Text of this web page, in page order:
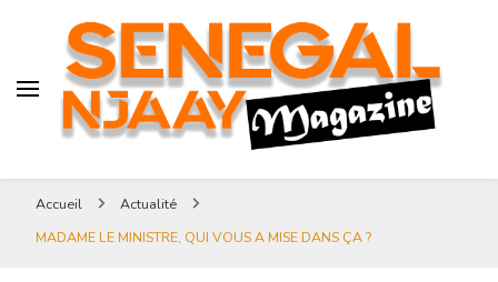
Senegal-njaay.com littérature
Africaine littérature sénégalaise
Art et Culture
Magazine Sénégal Njaay –
Senegal-njaay.com littérature
Africaine littérature
sénégalaise Art et Culture
revue littéraire africaine
Accueil
Actualité
MADAME LE MINISTRE, QUI VOUS A MISE DANS ÇA ?